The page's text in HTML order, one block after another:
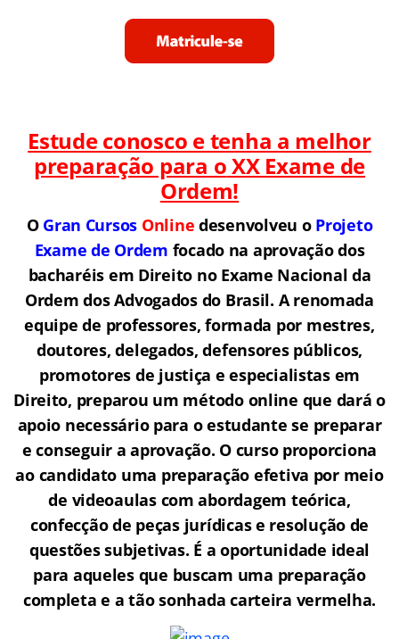
Estude conosco e tenha a melhor
preparação para oXX Exame de
Ordem!
O Gran Cursos Online desenvolveu o Projeto
Exame de Ordem focado na aprovação dos
bacharéis em Direito no Exame Nacional da
Ordem dos Advogados do Brasil. A renomada
equipe de professores, formada por mestres,
doutores, delegados, defensores públicos,
promotores de justiça e especialistas em
Direito, preparou um método online que dará o
apoio necessário para o estudante se preparar
e conseguir a aprovação. O curso proporciona
ao candidato uma preparação efetiva por meio
de videoaulas com abordagem teórica,
confecção de peças jurídicas e resolução de
questões subjetivas. É a oportunidade ideal
para aqueles que buscam uma preparação
completa e a tão sonhada carteira vermelha.